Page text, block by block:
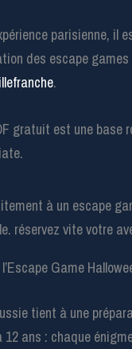
parisienne, il
des escape
.
gratuit est une base
Game
tient à une
ans : chaque